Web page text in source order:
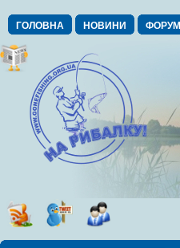
ГОЛОВНА НОВИНИ ФОРУМ